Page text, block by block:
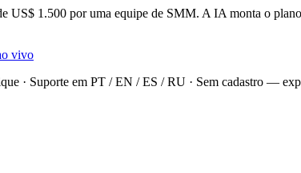
US$ 1.500 por uma equipe de SMM. A IA monta o
vivo
· Suporte em PT / EN / ES / RU · Sem cadastro —